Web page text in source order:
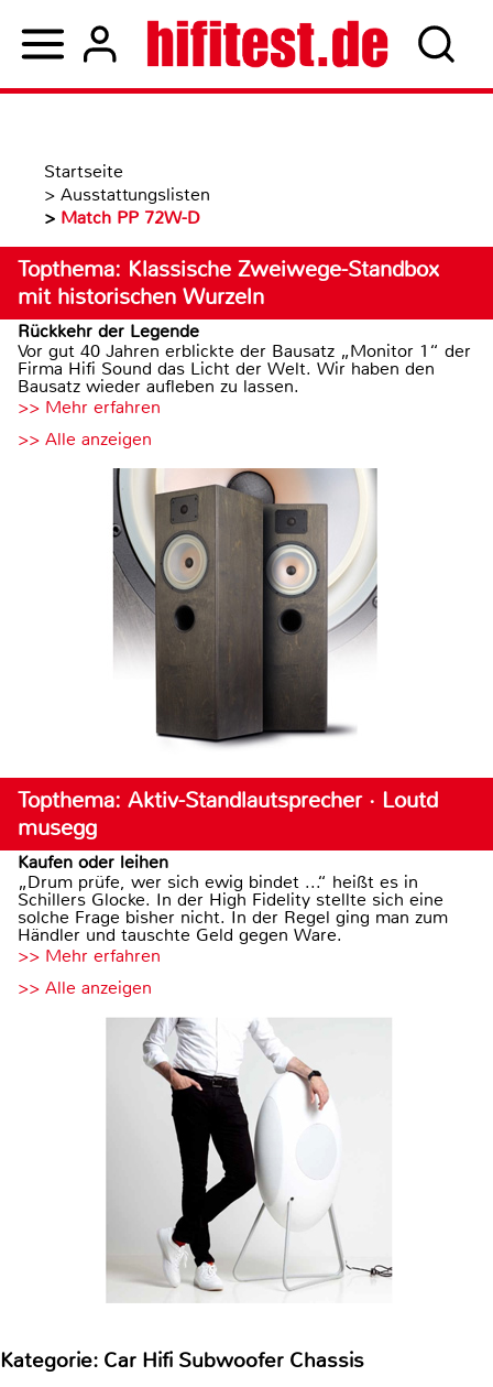
Startseite
> Ausstattungslisten
> Match PP 72W-D
Topthema: Klassische Zweiwege-Standbox
mit historischen Wurzeln
Rückkehr der Legende
Vor gut 40 Jahren erblickte der Bausatz „Monitor 1“ der
Firma Hifi Sound das Licht der Welt. Wir haben den
Bausatz wieder aufleben zu lassen.
>> Mehr erfahren
>> Alle anzeigen
Topthema: Aktiv-Standlautsprecher · Loutd
musegg
Kaufen oder leihen
„Drum prüfe, wer sich ewig bindet ...“ heißt es in
Schillers Glocke. In der High Fidelity stellte sich eine
solche Frage bisher nicht. In der Regel ging man zum
Händler und tauschte Geld gegen Ware.
>> Mehr erfahren
>> Alle anzeigen
Kategorie: Car Hifi Subwoofer Chassis